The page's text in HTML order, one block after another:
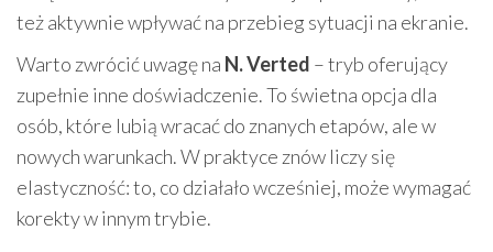
też aktywnie wpływać na przebieg sytuacji na ekranie.
Warto zwrócić uwagę na N. Verted – tryb oferujący
zupełnie inne doświadczenie. To świetna opcja dla
osób, które lubią wracać do znanych etapów, ale w
nowych warunkach. W praktyce znów liczy się
elastyczność: to, co działało wcześniej, może wymagać
korekty w innym trybie.